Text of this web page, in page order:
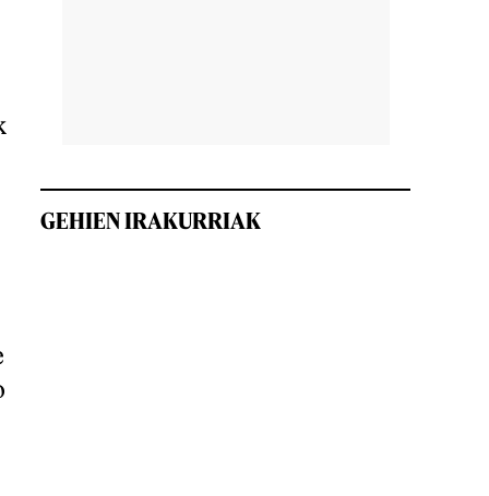
GEHIEN IRAKURRIAK